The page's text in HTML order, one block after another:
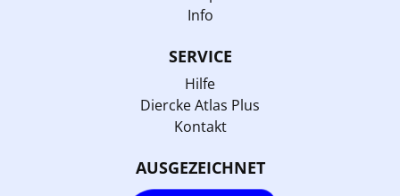
Info
SERVICE
Hilfe
Diercke Atlas Plus
Kontakt
AUSGEZEICHNET